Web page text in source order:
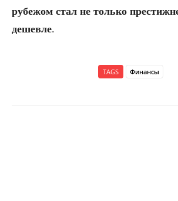
рубежом стал не только
дешевле.
TAGS Финансы